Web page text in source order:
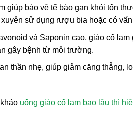
giúp bảo vệ tế bào gan khỏi tổn
sử dụng rượu bia hoặc có
và Saponin cao, giảo cổ
gây bệnh từ môi trường.
thần nhẹ, giúp giảm căng thẳng,
uống giảo cổ lam bao lâu thì